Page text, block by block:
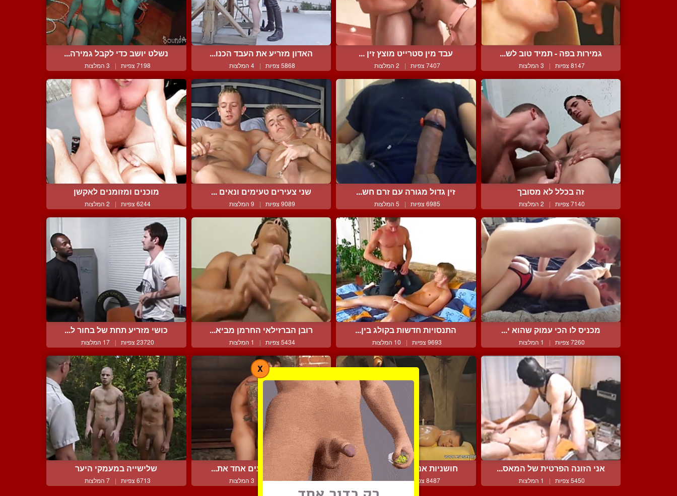
גמירות בפה - תמיד טוב לש...
8147 צפיות | 3 המלצות
עבד מין סטרייט מוצץ זין ...
7407 צפיות | 2 המלצות
האדון מזריע את העבד הכנו...
5868 צפיות | 4 המלצות
נשלט יושב כדי לקבל גמירה...
7198 צפיות | 3 המלצות
זה בכלל לא מסובך
7140 צפיות | 2 המלצות
זין גדול מגורה עם זרם חש...
6985 צפיות | 5 המלצות
שני צעירים טעימים ונאים ...
9089 צפיות | 9 המלצות
מוכנים ומזומנים לאקשן
6244 צפיות | 2 המלצות
מכניס לו הכי עמוק שהוא י...
7260 צפיות | 1 המלצות
התנסויות חדשות בקולג בין...
9693 צפיות | 10 המלצות
רובן הברזילאי החרמן מביא...
5434 צפיות | 1 המלצות
כושי מזריע תחת של בחור ל...
23720 צפיות | 17 המלצות
אני הזונה הפרטית של המאס...
5450 צפיות | 1 המלצות
חושניות אנאלית ארוטית על...
8487 צפיות | 3 המלצות
וולף ופייר תוקעים אחד את...
7722 צפיות | 3 המלצות
שלישייה במעמקי היער
6713 צפיות | 7 המלצות
X